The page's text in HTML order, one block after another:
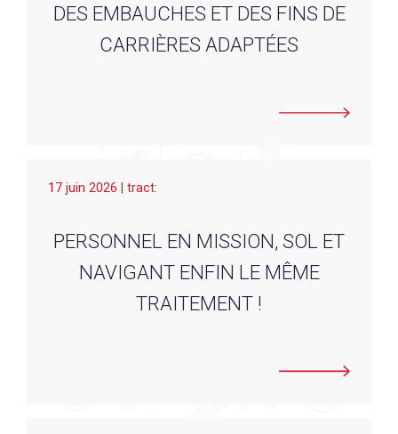
DES EMBAUCHES ET DES FINS DE
CARRIÈRES ADAPTÉES
17 juin 2026 | tract:
PERSONNEL EN MISSION, SOL ET
NAVIGANT ENFIN LE MÊME
TRAITEMENT !